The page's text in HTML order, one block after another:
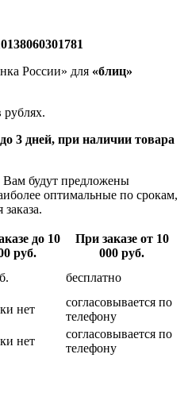
России» для «блиц»
рублях.
3 дней, при наличии товара
Вам будут предложены
оптимальные по срокам,
до 10
руб.
При заказе от 10
000 руб.
бесплатно
нет
согласовывается по
телефону
нет
согласовывается по
телефону